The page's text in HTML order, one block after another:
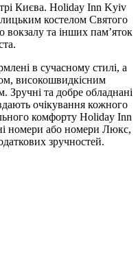
Києва. Holiday Inn Kyiv
костелом Святого
вокзалу та інших пам’яток
в сучасному стилі, а
високошвидкісним
Зручні та добре обладнані
очікування кожного
комфорту Holiday Inn
номери або номери Люкс,
зручностей.